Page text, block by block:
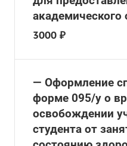
академического
3000 ₽
— Оформление
форме 095/у о
освобождении
студента от